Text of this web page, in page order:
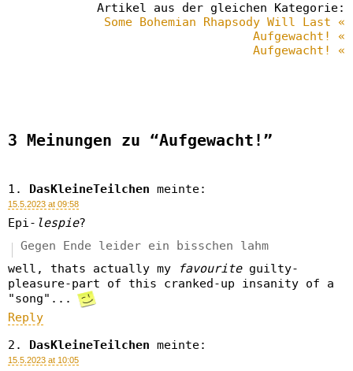
Artikel aus der gleichen Kategorie:
Some Bohemian Rhapsody Will Last «
Aufgewacht! «
Aufgewacht! «
3 Meinungen zu “Aufgewacht!”
DasKleineTeilchen meinte:
15.5.2023 at 09:58
Epi- lespie?
Gegen Ende leider ein bisschen lahm
well, thats actually my
favouriteguilty-
pleasure-part of this cranked-up insanity of a
"song"...
Reply
DasKleineTeilchen meinte:
15.5.2023 at 10:05